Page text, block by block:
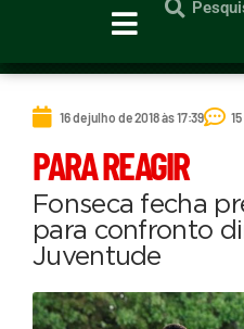
16 de julho de 2018 às 17:39
PARA REAGIR
Fonseca fecha
para confronto
Juventude